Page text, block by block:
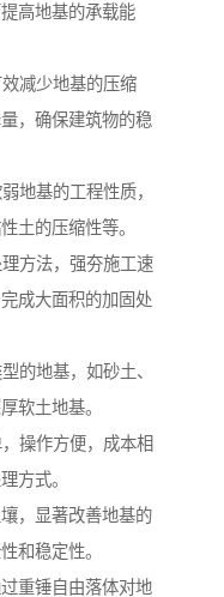
高地基的承载能
减少地基的压缩
，确保建筑物的稳
地基的工程性质，
土的压缩性等。
方法，强夯施工速
成大面积的加固处
的地基，如砂土、
软土地基。
操作方便，成本相
方式。
，显著改善地基的
和稳定性。
重锤自由落体对地